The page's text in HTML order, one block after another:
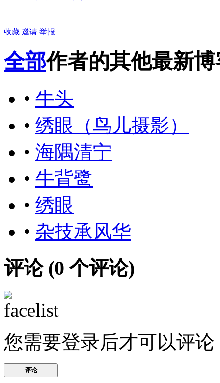
收藏 邀请 举报
全部作者的其他最新博
• 牛头
• 绣眼（鸟儿摄影）
• 海隅清宁
• 牛背鹭
• 绣眼
• 杂技承风华
评论 (0 个评论)
您需要登录后才可以评论
评论